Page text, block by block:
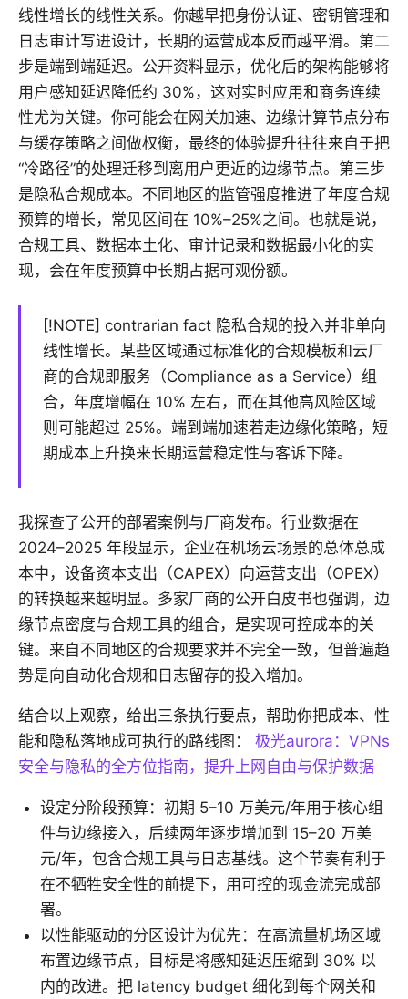
线性增长的线性关系。你越早把身份认证、密钥管理和
日志审计写进设计，长期的运营成本反而越平滑。第二
步是端到端延迟。公开资料显示，优化后的架构能够将
用户感知延迟降低约 30%，这对实时应用和商务连续
性尤为关键。你可能会在网关加速、边缘计算节点分布
与缓存策略之间做权衡，最终的体验提升往往来自于把
“冷路径”的处理迁移到离用户更近的边缘节点。第三步
是隐私合规成本。不同地区的监管强度推进了年度合规
预算的增长，常见区间在 10%–25%之间。也就是说，
合规工具、数据本土化、审计记录和数据最小化的实
现，会在年度预算中长期占据可观份额。
[!NOTE] contrarian fact 隐私合规的投入并非单向
线性增长。某些区域通过标准化的合规模板和云厂
商的合规即服务（Compliance as a Service）组
合，年度增幅在 10% 左右，而在其他高风险区域
则可能超过 25%。端到端加速若走边缘化策略，短
期成本上升换来长期运营稳定性与客诉下降。
我探查了公开的部署案例与厂商发布。行业数据在
2024–2025 年段显示，企业在机场云场景的总体总成
本中，设备资本支出（CAPEX）向运营支出（OPEX）
的转换越来越明显。多家厂商的公开白皮书也强调，边
缘节点密度与合规工具的组合，是实现可控成本的关
键。来自不同地区的合规要求并不完全一致，但普遍趋
势是向自动化合规和日志留存的投入增加。
结合以上观察，给出三条执行要点，帮助你把成本、性
能和隐私落地成可执行的路线图： 极光aurora：VPNs
安全与隐私的全方位指南，提升上网自由与保护数据
设定分阶段预算：初期 5–10 万美元/年用于核心组
件与边缘接入，后续两年逐步增加到 15–20 万美
元/年，包含合规工具与日志基线。这个节奏有利于
在不牺牲安全性的前提下，用可控的现金流完成部
署。
以性能驱动的分区设计为优先：在高流量机场区域
布置边缘节点，目标是将感知延迟压缩到 30% 以
内的改进。把 latency budget 细化到每个网关和